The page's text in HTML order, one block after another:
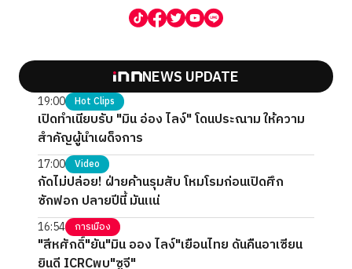
NEWS UPDATE
19:00 Hot Clips
เปิดทำเนียบรับ "มิน อ่อง ไลง์" โดนประณาม ให้ความ
สำคัญผู้นำเผด็จการ
17:00 Video
กัดไม่ปล่อย! ฝ่ายค้านรุมสับ โหมโรมก่อนเปิดศึก
ซักฟอก ปลายปีนี้ มันแน่
16:54 การเมือง
"สีหศักดิ์"ยัน"มิน ออง ไลง์"เยือนไทย ดันคืนอาเซียน
ยินดี ICRCพบ"ซูจี"